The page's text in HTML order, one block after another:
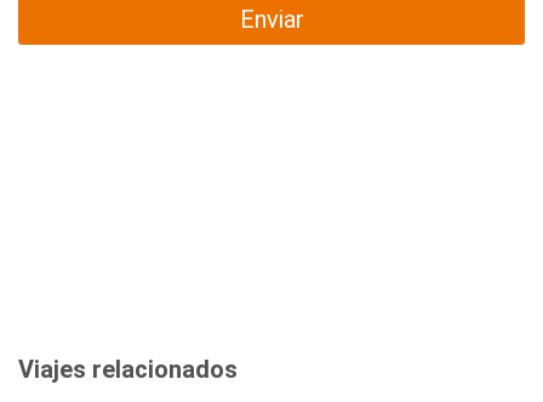
Enviar
Viajes relacionados